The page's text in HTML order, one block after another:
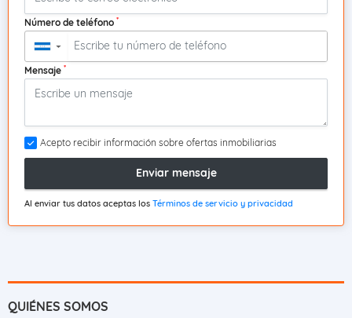
Número de teléfono *
▼
Mensaje *
Acepto recibir información sobre ofertas inmobiliarias
Enviar mensaje
Al enviar tus datos aceptas los Términos de servicio y privacidad
QUIÉNES SOMOS